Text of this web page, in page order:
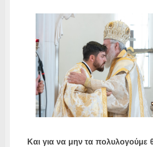
Και για να μην τα πολυλογούμε